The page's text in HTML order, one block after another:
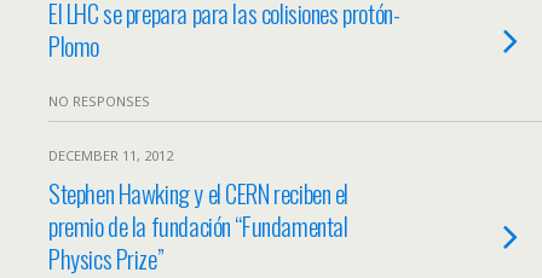
El LHC se prepara para las colisiones protón-
Plomo
NO RESPONSES
DECEMBER 11, 2012
Stephen Hawking y el CERN reciben el
premio de la fundación “Fundamental
Physics Prize”